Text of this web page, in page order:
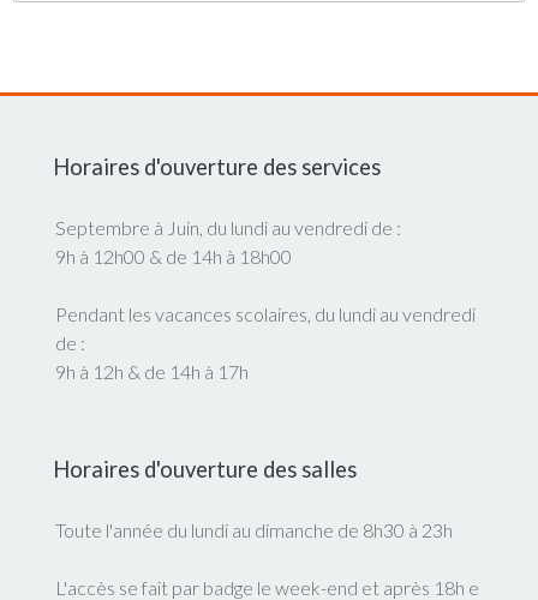
Horaires d'ouverture des services
Septembre à Juin, du lundi au vendredi de :
9h à 12h00 & de 14h à 18h00
Pendant les vacances scolaires, du lundi au vendredi
de :
9h à 12h & de 14h à 17h
Horaires d'ouverture des salles
Toute l'année du lundi au dimanche de 8h30 à 23h
L'accès se fait par badge le week-end et après 18h e